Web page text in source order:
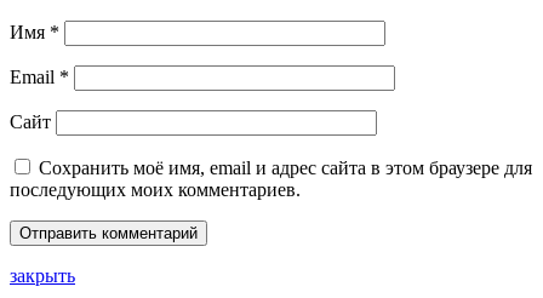
Имя *
Email *
Сайт
Сохранить моё имя, email и адрес сайта в этом браузере для
последующих моих комментариев.
закрыть